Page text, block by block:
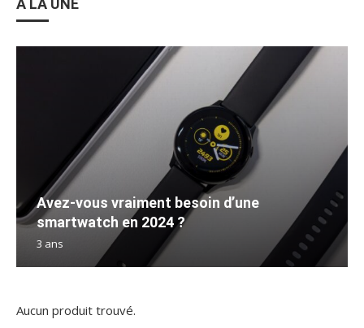
A LA UNE
Avez-vous vraiment besoin d’une
smartwatch en 2024 ?
3 ans
Aucun produit trouvé.